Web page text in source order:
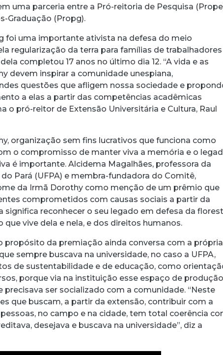
uma parceria entre a Pró-reitoria de Pesquisa
Graduação (Propg).
foi uma importante ativista na defesa do meio
regularização da terra para famílias de trabalhadores
completou 17 anos no último dia 12. “A vida e as
devem inspirar a comunidade unespiana,
questões que afligem nossa sociedade e
a elas a partir das competências acadêmicas
o pró-reitor de Extensão Universitária e Cultura, Raul
organização sem fins lucrativos que funciona como
o compromisso de manter viva a memória e o
é importante. Alcidema Magalhães, professora da
Pará (UFPA) e membra-fundadora do Comitê,
da Irmã Dorothy como menção de um prêmio que
comprometidos com causas sociais a partir da
significa reconhecer o seu legado em defesa da
que vive dela e nela, e dos direitos humanos.
propósito da premiação ainda conversa com a própria
sempre buscava na universidade, no caso a UFPA,
de sustentabilidade e de educação, como
porque via na instituição esse espaço de produção
precisava ser socializado com a comunidade. “Neste
que buscam, a partir da extensão, contribuir com a
no campo e na cidade, tem total coerência
desejava e buscava na universidade”, diz a
WhatsApp
no LinkedIn